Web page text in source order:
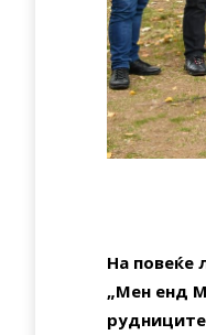
На повеќе
„Мен енд